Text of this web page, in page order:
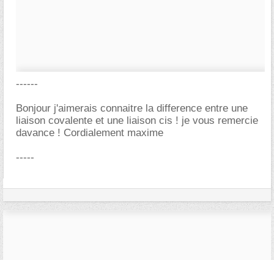
------
Bonjour j'aimerais connaitre la difference entre une
liaison covalente et une liaison cis ! je vous remercie
davance ! Cordialement maxime
-----